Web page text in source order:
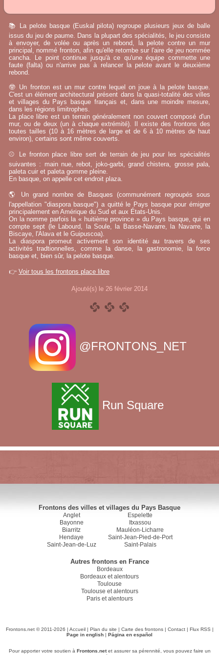
📚 La pelote basque (Euskal pilota) regroupe plusieurs jeux de balle
issus du jeu de paume. Dans la plupart des spécialités, le jeu consiste
à envoyer, de volée ou après un rebond, la pelote contre un mur
principal, nommé fronton, afin qu'elle retombe sur l'aire de jeu nommée
cancha. Le point continue jusqu'à ce qu'une équipe commette une
faute (falta) ou n'arrive pas à relancer la pelote avant le deuxième
rebond.
🤓 Un fronton est un mur contre lequel on joue à la pelote basque.
C'est un élément architectural présent dans la quasi-totalité des villes
et villages du Pays basque français et, dans une moindre mesure,
dans les régions limitrophes.
La place libre est un terrain généralement non couvert composé d'un
mur, ou de deux (un à chaque extrémité). Il existe des frontons des
toutes tailles (10 à 16 mètres de large et de 6 à 10 mètres de haut
environ), certains sont même couverts.
⚾ Le fronton place libre sert de terrain de jeu pour les spécialités
suivantes : main nue, rebot, joko-garbi, grand chistera, grosse pala,
paleta cuir et paleta gomme pleine.
En basque, on appelle cet endroit plaza.
🌎 Un grand nombre de Basques (communément regroupés sous
l'appellation "diaspora basque") a quitté le Pays basque pour émigrer
principalement en Amérique du Sud et aux États-Unis.
On la nomme parfois la « huitième province » du Pays basque, qui en
compte sept (le Labourd, la Soule, la Basse-Navarre, la Navarre, la
Biscaye, l'Alava et le Guipuscoa).
La diaspora promeut activement son identité au travers de ses
activités tradtionnelles, comme la danse, la gastronomie, la force
basque et, bien sûr, la pelote basque.
👉 Voir tous les frontons place libre
Ajouté(s) le 26 février 2014
@FRONTONS_NET
Run Square
Frontons des villes et villages du Pays Basque
Anglet
Bayonne
Biarritz
Hendaye
Saint-Jean-de-Luz
Espelette
Itxassou
Mauléon-Licharre
Saint-Jean-Pied-de-Port
Saint-Palais
Autres frontons en France
Bordeaux
Bordeaux et alentours
Toulouse
Toulouse et alentours
Paris et alentours
Frontons.net © 2011-2026 | Accueil| Plan du site | Carte des frontons| Contact| Flux RSS |
Page in english | Página en español
Pour apporter votre soutien à Frontons.netet assurer sa pérennité, vous pouvez faire un